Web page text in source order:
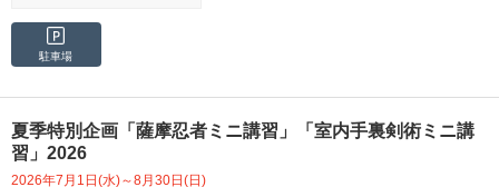
駐車場
夏季特別企画「薩摩忍者ミニ講習」「室内手裏剣術ミニ講
習」2026
2026年7月1日(水)～8月30日(日)